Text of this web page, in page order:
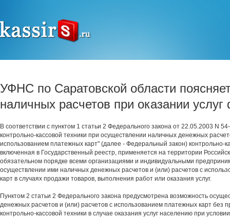
УФНС по Саратовской области
наличных расчетов при оказании
В соответствии с пунктом 1 статьи 2 Федерального закона от 22.05.2003 N
контрольно-кассовой техники при осуществлении наличных денежных
использованием платежных карт" (далее - Федеральный закон) контрольно-
включенная в Государственный реестр, применяется на территории
обязательном порядке всеми организациями и индивидуальными
осуществлении ими наличных денежных расчетов и (или) расчетов с
карт в случаях продажи товаров, выполнения работ или оказания услуг.
Пунктом 2 статьи 2 Федерального закона предусмотрена возможность
денежных расчетов и (или) расчетов с использованием платежных карт без
контрольно-кассовой техники в случае оказания услуг населению при